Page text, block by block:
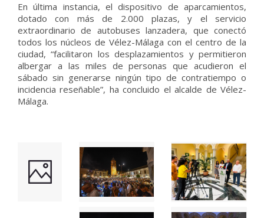
En última instancia, el dispositivo de aparcamientos,
dotado con más de 2.000 plazas, y el servicio
extraordinario de autobuses lanzadera, que conectó
todos los núcleos de Vélez-Málaga con el centro de la
ciudad, “facilitaron los desplazamientos y permitieron
albergar a las miles de personas que acudieron el
sábado sin generarse ningún tipo de contratiempo o
incidencia reseñable”, ha concluido el alcalde de Vélez-
Málaga.